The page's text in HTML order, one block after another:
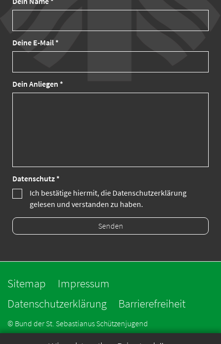
Deine E-Mail *
Dein Anliegen *
Datenschutz *
Ich bestätige hiermit, die Datenschutzerklärung
gelesen und verstanden zu haben.
Sitemap
Impressum
Datenschutzerklärung
Barrierefreiheit
© Bund der St. Sebastianus Schützenjugend